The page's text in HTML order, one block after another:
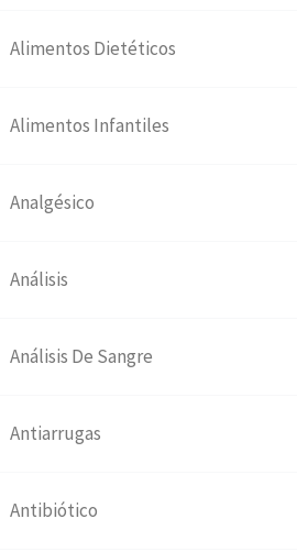
Alimentos Dietéticos
Alimentos Infantiles
Analgésico
Análisis
Análisis De Sangre
Antiarrugas
Antibiótico